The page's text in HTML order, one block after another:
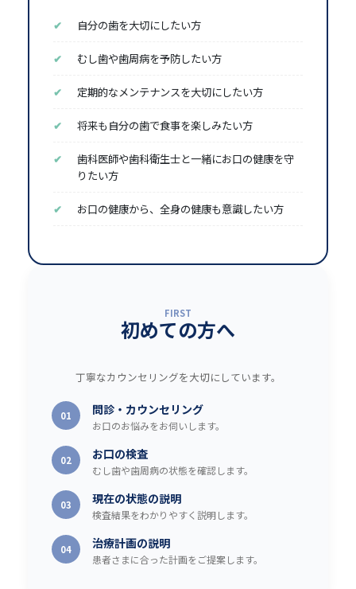
自分の歯を大切にしたい方
むし歯や歯周病を予防したい方
定期的なメンテナンスを大切にしたい方
将来も自分の歯で食事を楽しみたい方
歯科医師や歯科衛生士と一緒にお口の健康を守
りたい方
お口の健康から、全身の健康も意識したい方
FIRST
初めての方へ
丁寧なカウンセリングを大切にしています。
01 問診・カウンセリング
お口のお悩みをお伺いします。
02 お口の検査
むし歯や歯周病の状態を確認します。
03 現在の状態の説明
検査結果をわかりやすく説明します。
04 治療計画の説明
患者さまに合った計画をご提案します。